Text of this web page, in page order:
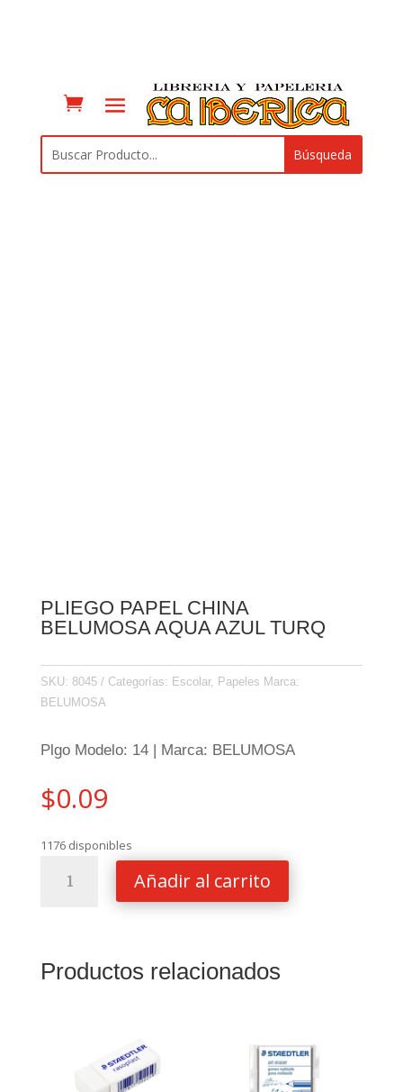
PLIEGO PAPEL CHINA
BELUMOSA AQUA AZUL TURQ
SKU: 8045 Categorías: Escolar, Papeles Marca:
BELUMOSA
Plgo Modelo: 14 | Marca: BELUMOSA
$0.09
1176 disponibles
PAPEL
AZUL
Añadir al carrito
Productos relacionados